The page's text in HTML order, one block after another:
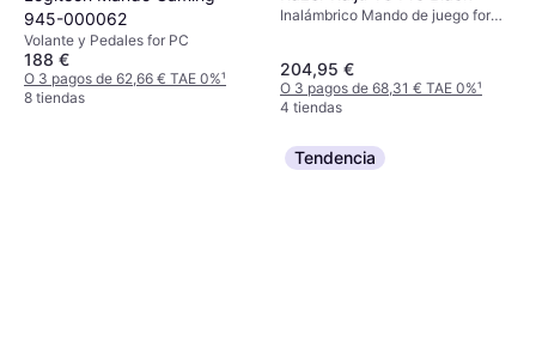
945-000062
Volante y Pedales for PC
188 €
O 3 pagos de 62,66 € TAE 0%¹
8 tiendas
Inalámbrico Mando de juego for
204,95 €
O 3 pagos de 68,31 € TAE 0%¹
4 tiendas
Tendencia